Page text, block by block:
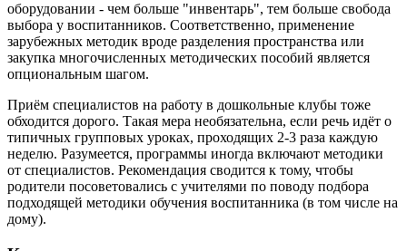
оборудовании - чем больше "инвентарь", тем больше свобода
выбора у воспитанников. Соответственно, применение
зарубежных методик вроде разделения пространства или
закупка многочисленных методических пособий является
опциональным шагом.
Приём специалистов на работу в дошкольные клубы тоже
обходится дорого. Такая мера необязательна, если речь идёт о
типичных групповых уроках, проходящих 2-3 раза каждую
неделю. Разумеется, программы иногда включают методики
от специалистов. Рекомендация сводится к тому, чтобы
родители посоветовались с учителями по поводу подбора
подходящей методики обучения воспитанника (в том числе на
дому).